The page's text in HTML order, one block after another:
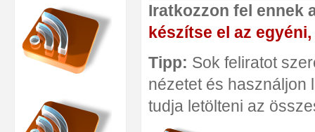
Iratkozzon fel ennek
készítse el az
Tipp: Sok feliratot
nézetet és használjon
tudja letölteni az